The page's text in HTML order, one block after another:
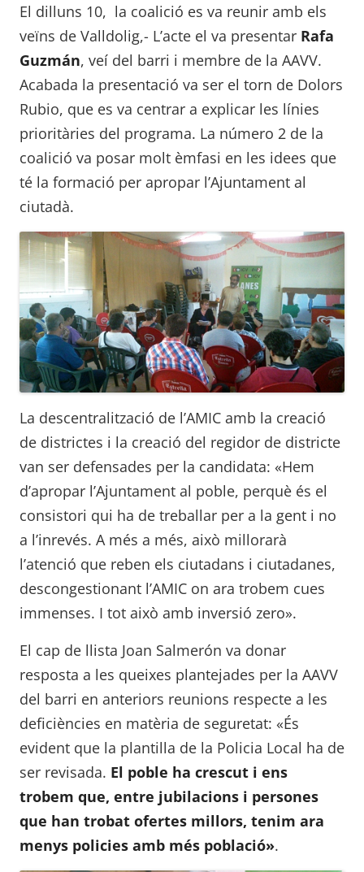
El dilluns 10, la coalició es va reunir amb els
veïns de Valldolig,- L’acte el va presentar Rafa
Guzmán, veí del barri i membre de la AAVV.
Acabada la presentació va ser el torn de Dolors
Rubio, que es va centrar a explicar les línies
prioritàries del programa. La número 2 de la
coalició va posar molt èmfasi en les idees que
té la formació per apropar l’Ajuntament al
ciutadà.
La descentralització de l’AMIC amb la creació
de districtes i la creació del regidor de districte
van ser defensades per la candidata: «Hem
d’apropar l’Ajuntament al poble, perquè és el
consistori qui ha de treballar per a la gent i no
a l’inrevés. A més a més, això millorarà
l’atenció que reben els ciutadans i ciutadanes,
descongestionant l’AMIC on ara trobem cues
immenses. I tot això amb inversió zero».
El cap de llista Joan Salmerón va donar
resposta a les queixes plantejades per la AAVV
del barri en anteriors reunions respecte a les
deficiències en matèria de seguretat: «És
evident que la plantilla de la Policia Local ha de
ser revisada. El poble ha crescut i ens
trobem que, entre jubilacions i persones
que han trobat ofertes millors, tenim ara
menys policies amb més població».